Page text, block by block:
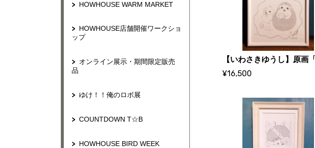
HOWHOUSE WARM MARKET
HOWHOUSE店舗開催ワークショ
ップ
オンライン展示・期間限定販売
品
ゆけ！！俺のロボ展
COUNTDOWN T☆B
HOWHOUSE BIRD WEEK
¥16,500